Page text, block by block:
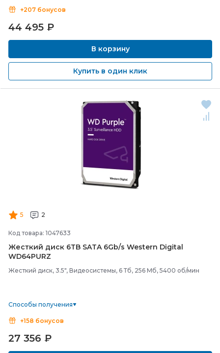
+207 бонусов
44 495 ₽
В корзину
Купить в один клик
5 2
Код товара: 1047633
Жесткий диск 6TB SATA 6Gb/s Western Digital
WD64PURZ
Жесткий диск, 3.5", Видеосистемы, 6 Тб, 256 Мб, 5400 об/мин
Способы получения
+158 бонусов
27 356 ₽